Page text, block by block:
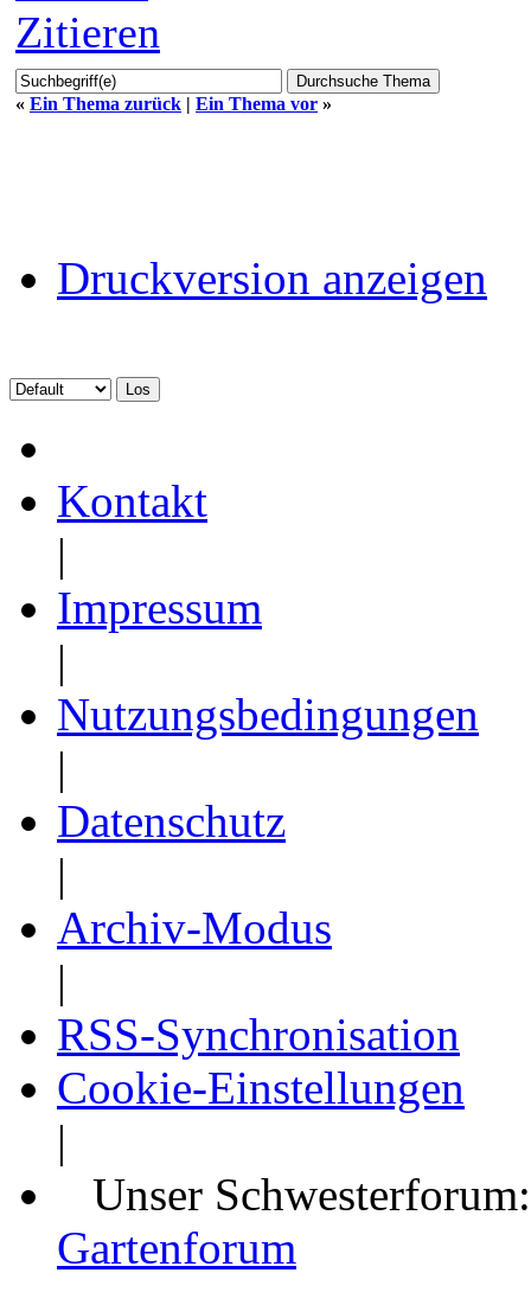
Zitieren
« Ein Thema zurück | Ein Thema vor »
Druckversion anzeigen
Kontakt
|
Impressum
|
Nutzungsbedingungen
|
Datenschutz
|
Archiv-Modus
|
RSS-Synchronisation
Cookie-Einstellungen
|
Unser
Gartenforum